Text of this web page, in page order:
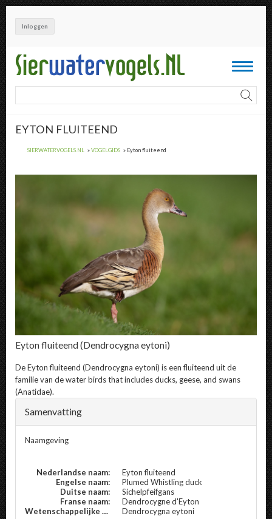
Overslaan
en
naar
de
inhoud
gaan
Inloggen
Toggle
EYTON FLUITEEND
SIERWATERVOGELS.NL VOGELGIDS Eyton fluiteend
Eyton fluiteend(Dendrocygna eytoni)
DeEyton fluiteend (Dendrocygna eytoni) is een fluiteend uit de
familie van de water birds that includes ducks, geese, and swans
(Anatidae).
Samenvatting
Naamgeving
Nederlandse naam:
Eyton fluiteend
Engelse naam:
Plumed Whistling duck
Duitse naam:
Sichelpfeifgans
Franse naam:
Dendrocygne d'Eyton
Wetenschappelijke naam:
Dendrocygna eytoni